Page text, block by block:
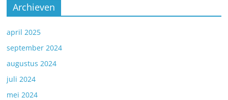
Archieven
april 2025
september 2024
augustus 2024
juli 2024
mei 2024